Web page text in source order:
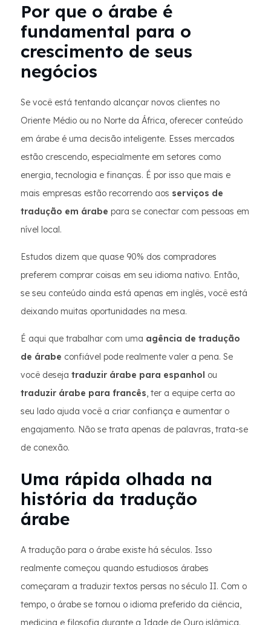
Por que o árabe é
fundamental para o
crescimento de seus
negócios
Se você está tentando alcançar novos clientes no
Oriente Médio ou no Norte da África, oferecer conteúdo
em árabe é uma decisão inteligente. Esses mercados
estão crescendo, especialmente em setores como
energia, tecnologia e finanças. É por isso que mais e
mais empresas estão recorrendo aos serviços de
tradução em árabe para se conectar com pessoas em
nível local.
Estudos dizem que quase 90% dos compradores
preferem comprar coisas em seu idioma nativo. Então,
se seu conteúdo ainda está apenas em inglês, você está
deixando muitas oportunidades na mesa.
É aqui que trabalhar com uma agência de tradução
de árabe confiável pode realmente valer a pena. Se
você deseja traduzir árabe para espanhol ou
traduzir árabe para francês, ter a equipe certa ao
seu lado ajuda você a criar confiança e aumentar o
engajamento. Não se trata apenas de palavras, trata-se
de conexão.
Uma rápida olhada na
história da tradução
árabe
A tradução para o árabe existe há séculos. Isso
realmente começou quando estudiosos árabes
começaram a traduzir textos persas no século II. Com o
tempo, o árabe se tornou o idioma preferido da ciência,
medicina e filosofia durante a Idade de Ouro islâmica.